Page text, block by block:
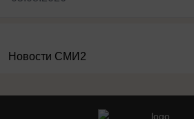
Новости СМИ2